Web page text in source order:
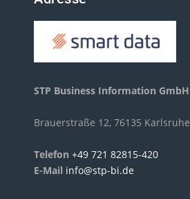
STP Business Information GmbH
Brauerstraße 12, 76135 Karlsruhe
Telefon +49 721 82815-420
E-Mail info@stp-bi.de